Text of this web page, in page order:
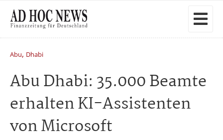
Abu, Dhabi
Abu Dhabi: 35.000 Beamte
erhalten KI-Assistenten
von Microsoft